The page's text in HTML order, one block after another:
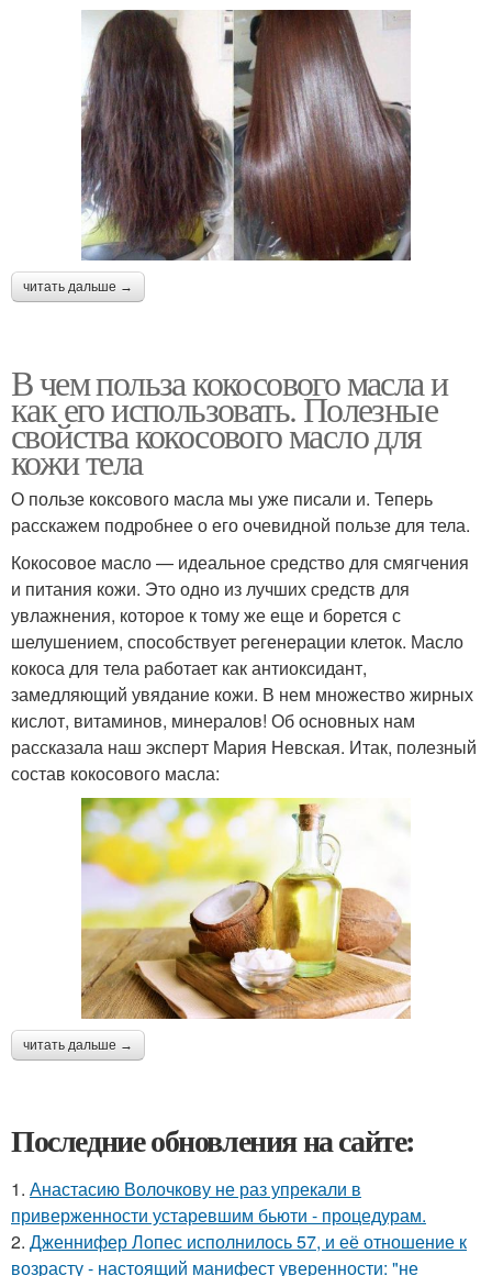
читать дальше →
В чем польза кокосового масла и
как его использовать. Полезные
свойства кокосового масло для
кожи тела
О пользе коксового масла мы уже писали и. Теперь
расскажем подробнее о его очевидной пользе для тела.
Кокосовое масло — идеальное средство для смягчения
и питания кожи. Это одно из лучших средств для
увлажнения, которое к тому же еще и борется с
шелушением, способствует регенерации клеток. Масло
кокоса для тела работает как антиоксидант,
замедляющий увядание кожи. В нем множество жирных
кислот, витаминов, минералов! Об основных нам
рассказала наш эксперт Мария Невская. Итак, полезный
состав кокосового масла:
читать дальше →
Последние обновления на сайте:
1. Анастасию Волочкову не раз упрекали в
приверженности устаревшим бьюти - процедурам.
2. Дженнифер Лопес исполнилось 57, и её отношение к
возрасту - настоящий манифест уверенности: "не